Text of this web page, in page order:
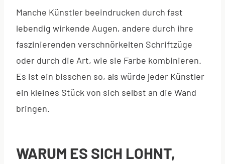
Manche Künstler beeindrucken durch fast
lebendig wirkende Augen, andere durch ihre
faszinierenden verschnörkelten Schriftzüge
oder durch die Art, wie sie Farbe kombinieren.
Es ist ein bisschen so, als würde jeder Künstler
ein kleines Stück von sich selbst an die Wand
bringen.
WARUM ES SICH LOHNT,